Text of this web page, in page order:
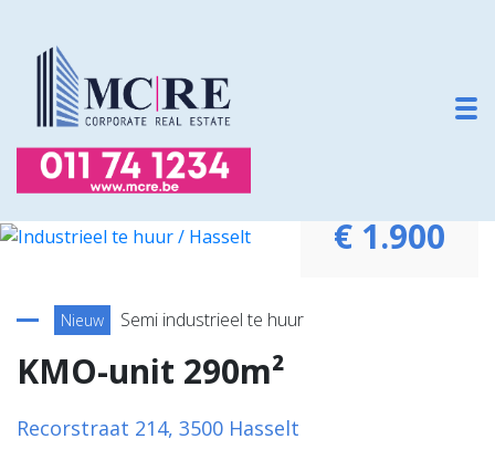
€ 1.900
Terug naar overzicht
Nieuw Semi industrieel te huur
KMO-unit 290m²
Recorstraat 214, 3500 Hasselt